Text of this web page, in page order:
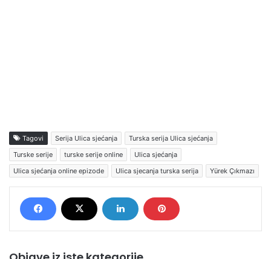
Tagovi Serija Ulica sjećanja
Turska serija Ulica sjećanja
Turske serije
turske serije online
Ulica sjećanja
Ulica sjećanja online epizode
Ulica sjecanja turska serija Yürek Çıkmazı